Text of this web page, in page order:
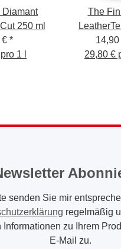
Diamant
250 ml
€ *
1 l
The
500ml
14,90
29,80 €
senden Sie mir
regelmäßig
zu Ihrem
E-Mail zu.